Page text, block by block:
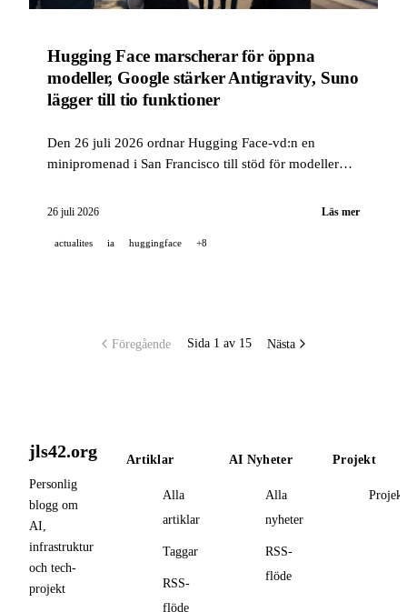
Hugging Face marscherar för öppna
modeller, Google stärker Antigravity, Suno
lägger till tio funktioner
Den 26 juli 2026 ordnar Hugging Face-vd:n en
minipromenad i San Francisco till stöd för modeller
Weights som redan har samundertecknats av
vidareutvecklar Antigravity och dess CLI, och Suno
26 juli 2026 Läs mer
actualites ia huggingface +8
Föregående Sida 1 av 15 Nästa
jls42.org
Personlig
blogg om
AI,
infrastruktur
och tech-
projekt
Artiklar
Alla
artiklar
Taggar
RSS-
flöde
AI Nyheter
Alla
nyheter
RSS-
flöde
Projekt
Projekt